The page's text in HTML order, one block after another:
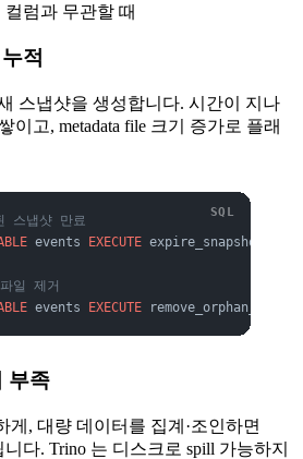
럼과 무관할 때
적
스냅샷을 생성합니다. 시간이 지나
이고, metadata file 크기 증가로 플래
스냅샷 만료
events EXECUTE
일 제거
events EXECUTE
부족
게, 대량 데이터를 집계·조인하면
다. Trino 는 디스크로 spill 가능하지